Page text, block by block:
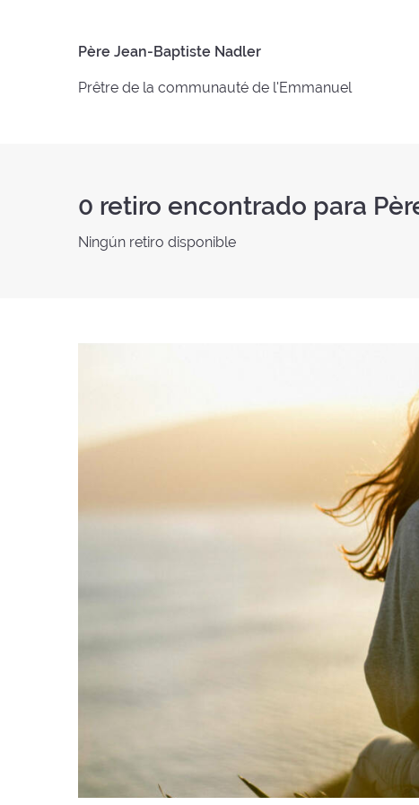
Père Jean-Baptiste Nadler
Prêtre de la communauté de l'Emmanuel
0 retiro encontrado para
Ningún retiro disponible